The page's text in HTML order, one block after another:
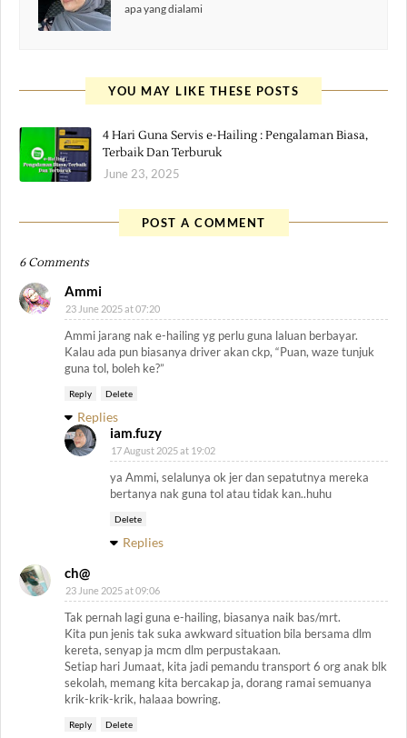
apa yang dialami
YOU MAY LIKE THESE POSTS
4 Hari Guna Servis e-Hailing : Pengalaman Biasa,
Terbaik Dan Terburuk
June 23, 2025
POST A COMMENT
6 Comments
Ammi
23 June 2025 at 07:20
Ammi jarang nak e-hailing yg perlu guna laluan berbayar.
Kalau ada pun biasanya driver akan ckp, “Puan, waze tunjuk
guna tol, boleh ke?”
Reply Delete
Replies
iam.fuzy
17 August 2025 at 19:02
ya Ammi, selalunya ok jer dan sepatutnya mereka
bertanya nak guna tol atau tidak kan..huhu
Delete
Replies
ch@
23 June 2025 at 09:06
Tak pernah lagi guna e-hailing, biasanya naik bas/mrt.
Kita pun jenis tak suka awkward situation bila bersama dlm
kereta, senyap ja mcm dlm perpustakaan.
Setiap hari Jumaat, kita jadi pemandu transport 6 org anak blk
sekolah, memang kita bercakap ja, dorang ramai semuanya
krik-krik-krik, halaaa bowring.
Reply Delete